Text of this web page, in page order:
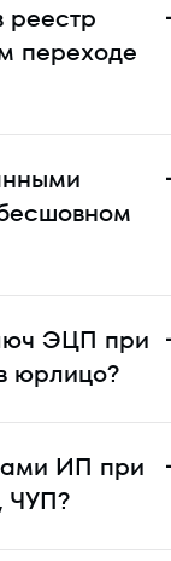
реестр
переходе
ЭЦП при
юрлицо?
ИП при
ЧУП?